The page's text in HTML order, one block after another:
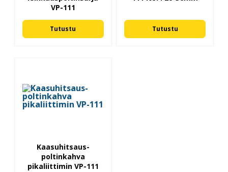
VP-111
Tutustu Tutustu
Kaasuhitsaus-
poltinkahva
pikaliittimin VP-111